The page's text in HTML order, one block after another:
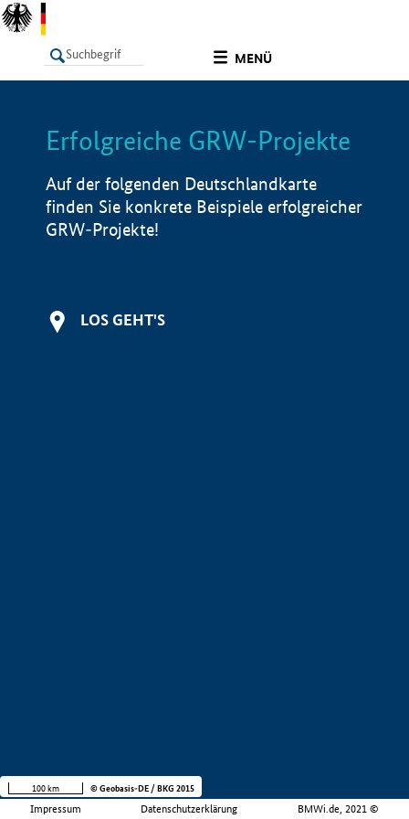
MENÜ
LISTE Info
Erfolgreiche GRW-Projekte
Auf der folgenden Deutschlandkarte
finden Sie konkrete Beispiele erfolgreicher
GRW-Projekte!
LOS GEHT'S
Impressum Datenschutzerklärung BMWi.de, 2021 ©
100 km © Geobasis-DE / BKG 2015